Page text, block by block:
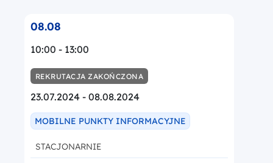
08.08
10:00 - 13:00
REKRUTACJA ZAKOŃCZONA
23.07.2024 - 08.08.2024
MOBILNE PUNKTY INFORMACYJNE
STACJONARNIE